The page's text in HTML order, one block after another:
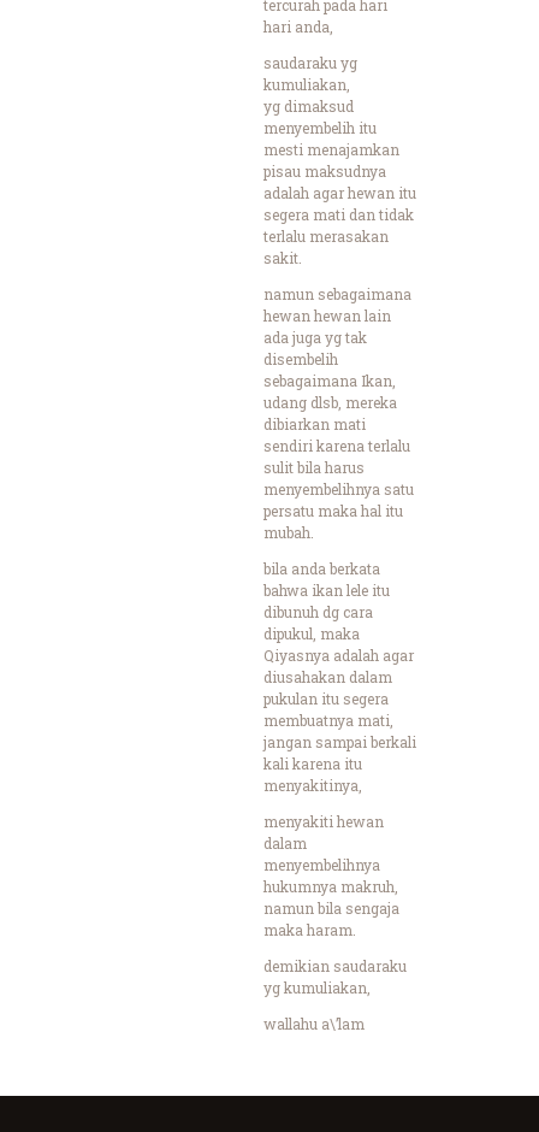
tercurah pada hari
hari anda,
saudaraku yg
kumuliakan,
yg dimaksud
menyembelih itu
mesti menajamkan
pisau maksudnya
adalah agar hewan itu
segera mati dan tidak
terlalu merasakan
sakit.
namun sebagaimana
hewan hewan lain
ada juga yg tak
disembelih
sebagaimana Ikan,
udang dlsb, mereka
dibiarkan mati
sendiri karena terlalu
sulit bila harus
menyembelihnya satu
persatu maka hal itu
mubah.
bila anda berkata
bahwa ikan lele itu
dibunuh dg cara
dipukul, maka
Qiyasnya adalah agar
diusahakan dalam
pukulan itu segera
membuatnya mati,
jangan sampai berkali
kali karena itu
menyakitinya,
menyakiti hewan
dalam
menyembelihnya
hukumnya makruh,
namun bila sengaja
maka haram.
demikian saudaraku
yg kumuliakan,
wallahu a\’lam